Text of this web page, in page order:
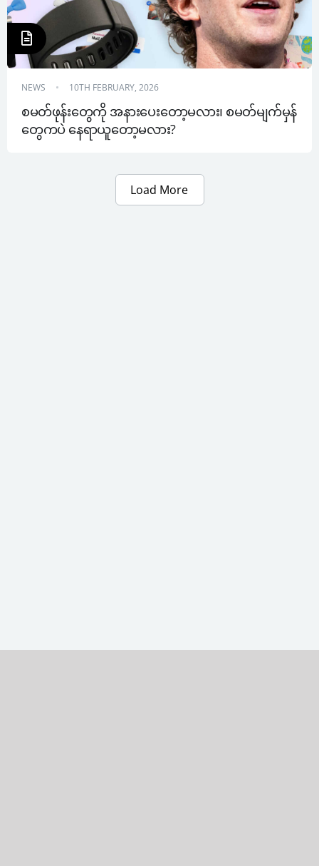
NEWS 10TH FEBRUARY, 2026
စမတ်ဖုန်းတွေကို အနားပေးတော့မလား၊ စမတ်မျက်မှန်
တွေကပဲ နေရာယူတော့မလား?
Load More